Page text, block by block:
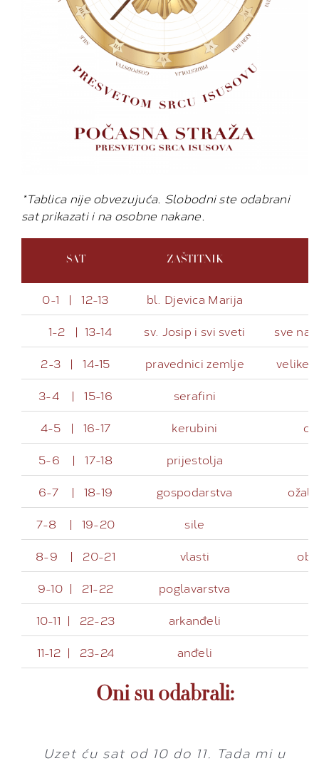
*Tablica nije obvezujuća. Slobodni ste odabrani
sat prikazati i na osobne nakane.
SAT ZAŠTITNIK
0-1 | 12-13
bl. Djevica Marija
1-2 | 13-14
sv. Josip i svi sveti
sve
2-3 | 14-15
pravednici zemlje
velike
3-4 | 15-16
serafini
4-5 | 16-17
kerubini
5-6 | 17-18
prijestolja
6-7 | 18-19
gospodarstva
7-8 | 19-20
sile
8-9 | 20-21
vlasti
9-10 | 21-22
poglavarstva
10-11 | 22-23
arkanđeli
11-12 | 23-24
anđeli
Oni su odabrali:
Uzet ću sat od 10 do 11. Tada mi u
Moj je sat s anđelima, od 11 do 12.
Radnik sam pa sam se odlučio za
Svakodnevno idem na sv. misu u